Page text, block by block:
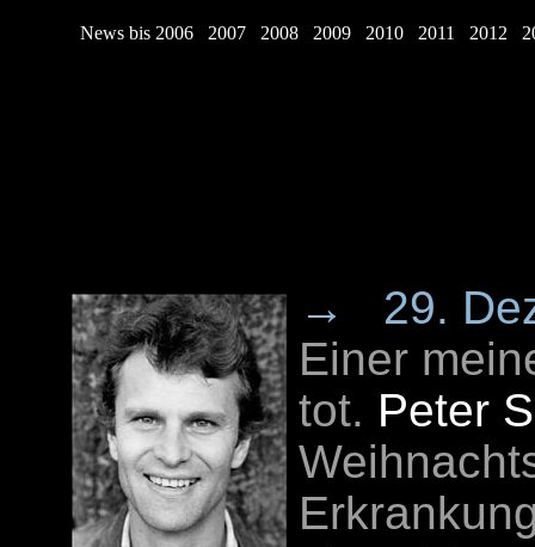
News bis 2006 2007 2008 2009 2010 2011 2012
→
29.
Einer
tot. Peter